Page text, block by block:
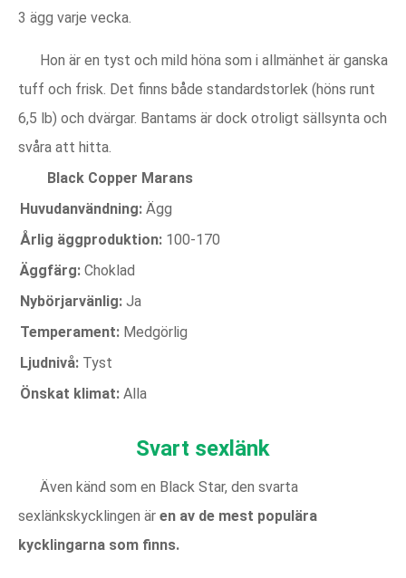
3 ägg varje vecka.
Hon är en tyst och mild höna som i allmänhet är ganska
tuff och frisk. Det finns både standardstorlek (höns runt
6,5 lb) och dvärgar. Bantams är dock otroligt sällsynta och
svåra att hitta.
Black Copper Marans
Huvudanvändning: Ägg
Årlig äggproduktion: 100-170
Äggfärg: Choklad
Nybörjarvänlig: Ja
Temperament: Medgörlig
Ljudnivå: Tyst
Önskat klimat: Alla
Svart sexlänk
Även känd som en Black Star, den svarta
sexlänkskycklingen är en av de mest populära
kycklingarna som finns.